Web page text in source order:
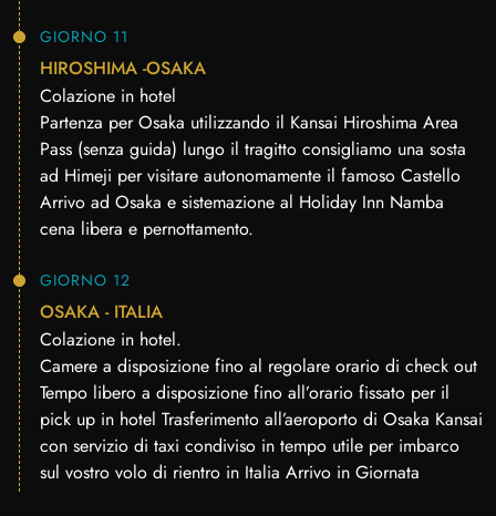
GIORNO 11
HIROSHIMA -OSAKA
Colazione in hotel
Partenza per Osaka utilizzando il Kansai Hiroshima Area
Pass (senza guida) lungo il tragitto consigliamo una sosta
ad Himeji per visitare autonomamente il famoso Castello
Arrivo ad Osaka e sistemazione al Holiday Inn Namba
cena libera e pernottamento.
GIORNO 12
OSAKA - ITALIA
Colazione in hotel.
Camere a disposizione fino al regolare orario di check out
Tempo libero a disposizione fino all’orario fissato per il
pick up in hotel Trasferimento all’aeroporto di Osaka Kansai
con servizio di taxi condiviso in tempo utile per imbarco
sul vostro volo di rientro in Italia Arrivo in Giornata